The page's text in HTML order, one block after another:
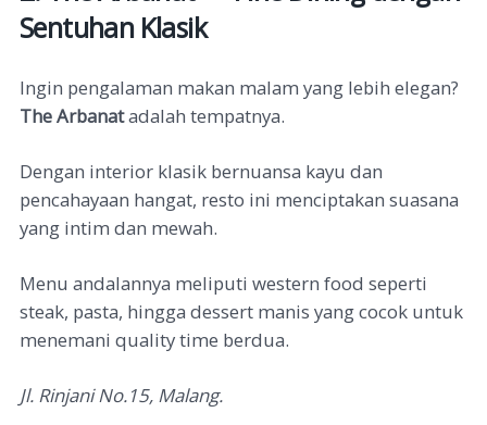
Sentuhan Klasik
Ingin pengalaman makan malam yang lebih elegan?
The Arbanatadalah tempatnya.
Dengan interior klasik bernuansa kayu dan
pencahayaan hangat, resto ini menciptakan suasana
yang intim dan mewah.
Menu andalannya meliputi western food seperti
steak, pasta, hingga dessert manis yang cocok untuk
menemani quality time berdua.
Jl. Rinjani No.15, Malang.